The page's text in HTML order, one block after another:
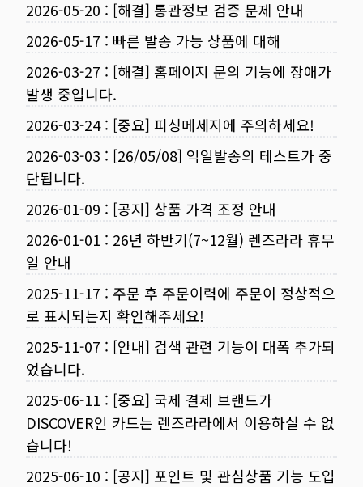
2026-05-20 : [해결] 통관정보 검증 문제 안내
2026-05-17 : 빠른 발송 가능 상품에 대해
2026-03-27 : [해결] 홈페이지 문의 기능에 장애가
발생 중입니다.
2026-03-24: [중요] 피싱메세지에 주의하세요!
2026-03-03 : [26/05/08] 익일발송의 테스트가 중
단됩니다.
2026-01-09 : [공지] 상품 가격 조정 안내
2026-01-01 : 26년 하반기(7~12월) 렌즈라라 휴무
일 안내
2025-11-17 : 주문 후 주문이력에 주문이 정상적으
로 표시되는지 확인해주세요!
2025-11-07 : [안내] 검색 관련 기능이 대폭 추가되
었습니다.
2025-06-11 : [중요] 국제 결제 브랜드가
DISCOVER인 카드는 렌즈라라에서 이용하실 수 없
습니다!
2025-06-10 : [공지] 포인트 및 관심상품 기능 도입